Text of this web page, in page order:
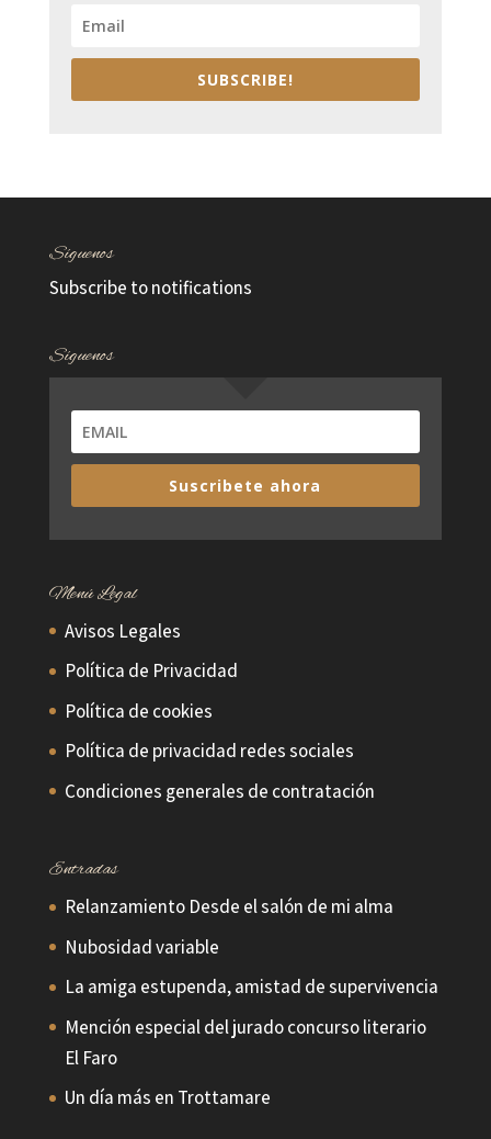
SUBSCRIBE!
Síguenos
Subscribe to notifications
Síguenos
Suscribete ahora
Menú Legal
Avisos Legales
Política de Privacidad
Política de cookies
Política de privacidad redes sociales
Condiciones generales de contratación
Entradas
Relanzamiento Desde el salón de mi alma
Nubosidad variable
La amiga estupenda, amistad de supervivencia
Mención especial del jurado concurso literario
El Faro
Un día más en Trottamare